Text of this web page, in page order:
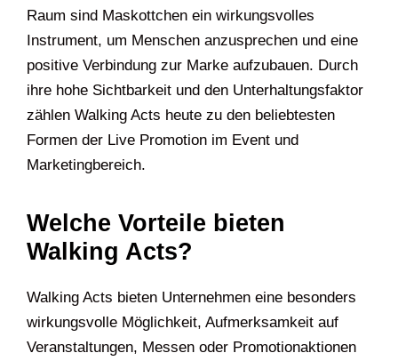
Raum sind Maskottchen ein wirkungsvolles
Instrument, um Menschen anzusprechen und eine
positive Verbindung zur Marke aufzubauen. Durch
ihre hohe Sichtbarkeit und den Unterhaltungsfaktor
zählen Walking Acts heute zu den beliebtesten
Formen der Live Promotion im Event und
Marketingbereich.
Welche Vorteile bieten
Walking Acts?
Walking Acts bieten Unternehmen eine besonders
wirkungsvolle Möglichkeit, Aufmerksamkeit auf
Veranstaltungen, Messen oder Promotionaktionen